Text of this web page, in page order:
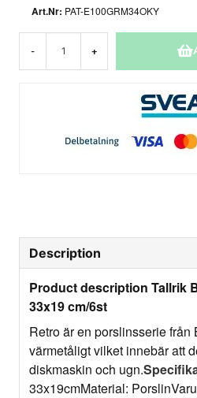
PAT-E100GRM34OKY
- +
Description
Product description Tallrik
33x19 cm/6st
Retro är en porslinsserie från
värmetåligt vilket innebär att
diskmaskin och ugn.
33x19cmMaterial: